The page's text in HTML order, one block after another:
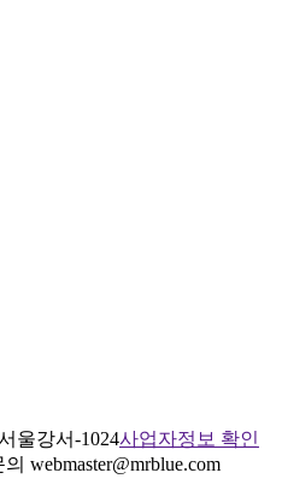
울강서-1024사업자정보 확인
webmaster@mrblue.com